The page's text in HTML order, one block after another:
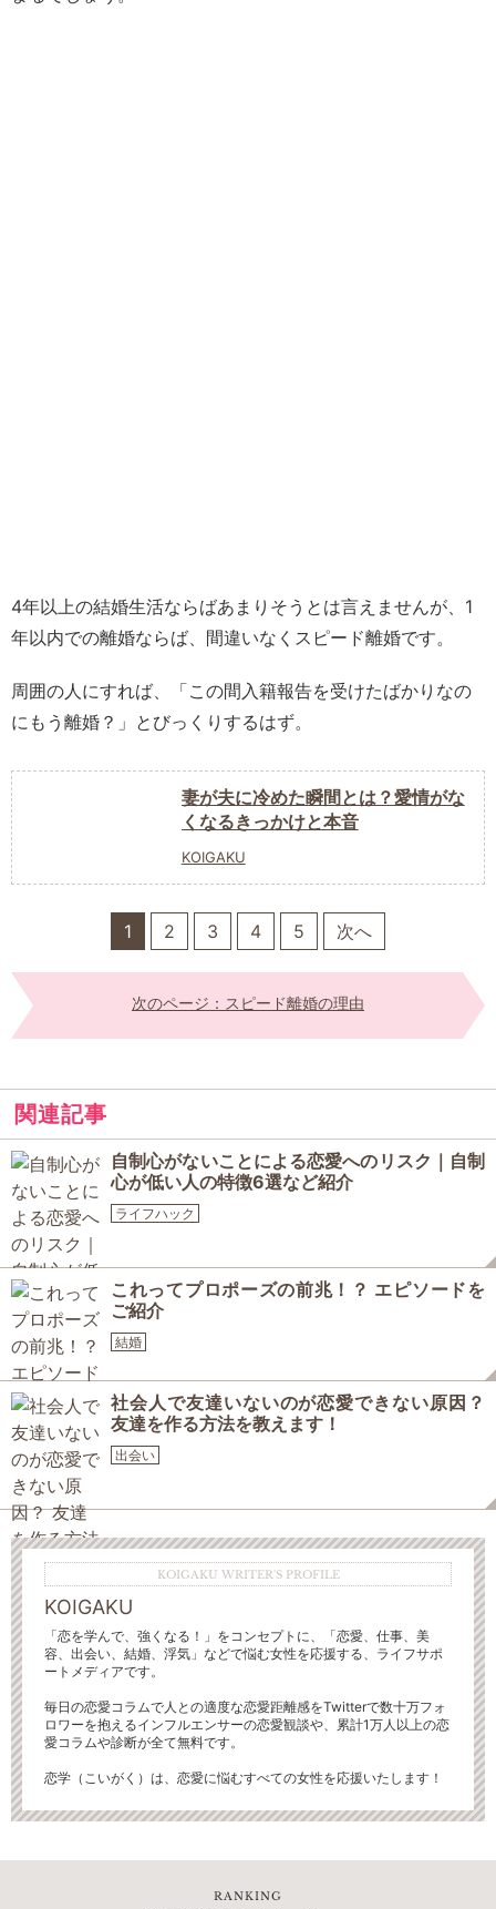
4年以上の結婚生活ならばあまりそうとは言えませんが、1
年以内での離婚ならば、間違いなくスピード離婚です。
周囲の人にすれば、「この間入籍報告を受けたばかりなの
にもう離婚？」とびっくりするはず。
妻が夫に冷めた瞬間とは？愛情がな
くなるきっかけと本音
KOIGAKU
1 2 3 4 5 次へ
次のページ：スピード離婚の理由
関連記事
自制心がないことによる恋愛へのリスク｜自制
心が低い人の特徴6選など紹介
ライフハック
これってプロポーズの前兆！？ エピソードを
ご紹介
結婚
社会人で友達いないのが恋愛できない原因？
友達を作る方法を教えます！
出会い
KOIGAKU WRITER'S PROFILE
KOIGAKU
「恋を学んで、強くなる！」をコンセプトに、「恋愛、仕事、美
容、出会い、結婚、浮気」などで悩む女性を応援する、ライフサポ
ートメディアです。
毎日の恋愛コラムで人との適度な恋愛距離感をTwitterで数十万フォ
ロワーを抱えるインフルエンサーの恋愛観談や、累計1万人以上の恋
愛コラムや診断が全て無料です。
恋学（こいがく）は、恋愛に悩むすべての女性を応援いたします！
RANKING